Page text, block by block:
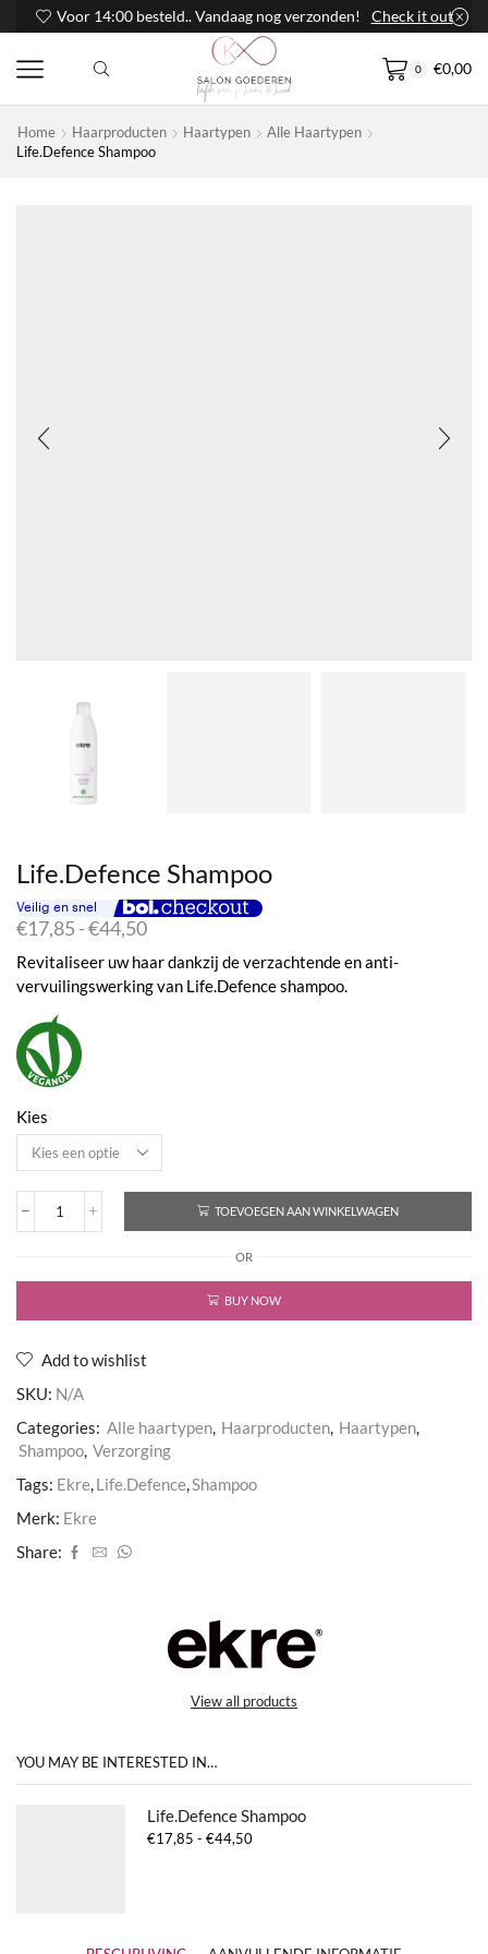
Voor 14:00 besteld.. Vandaag nog verzonden! Check it out
0 €0,00
Home Haarproducten Haartypen
Alle Haartypen
Life.Defence Shampoo
Life.Defence Shampoo
€17,85 -€44,50Prijsklasse:
tot
€44,50
Revitaliseer uw haar dankzij de verzachtende en anti-
vervuilingswerking van Life.Defence shampoo.
Kies
Life.Defence
TOEVOEGEN AAN WINKELWAGEN
OR
BUY NOW
Add to wishlist
SKU: N/A
Categories: Alle haartypen, Haarproducten, Haartypen,
Shampoo, Verzorging
Tags: Ekre,Life.Defence,Shampoo
Merk: Ekre
Share:
View all products
YOU MAY BE INTERESTED IN…
Life.Defence Shampoo
€17,85 - €44,50Prijsklasse: